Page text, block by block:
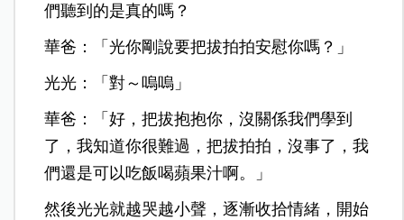
們聽到的是真的嗎？
華爸：「光你剛說要把拔拍拍安慰你嗎？」
光光：「對～嗚嗚」
華爸：「好，把拔抱抱你，沒關係我們學到
了，我知道你很難過，把拔拍拍，沒事了，我
們還是可以吃飯喝蘋果汁啊。」
然後光光就越哭越小聲，逐漸收拾情緒，開始